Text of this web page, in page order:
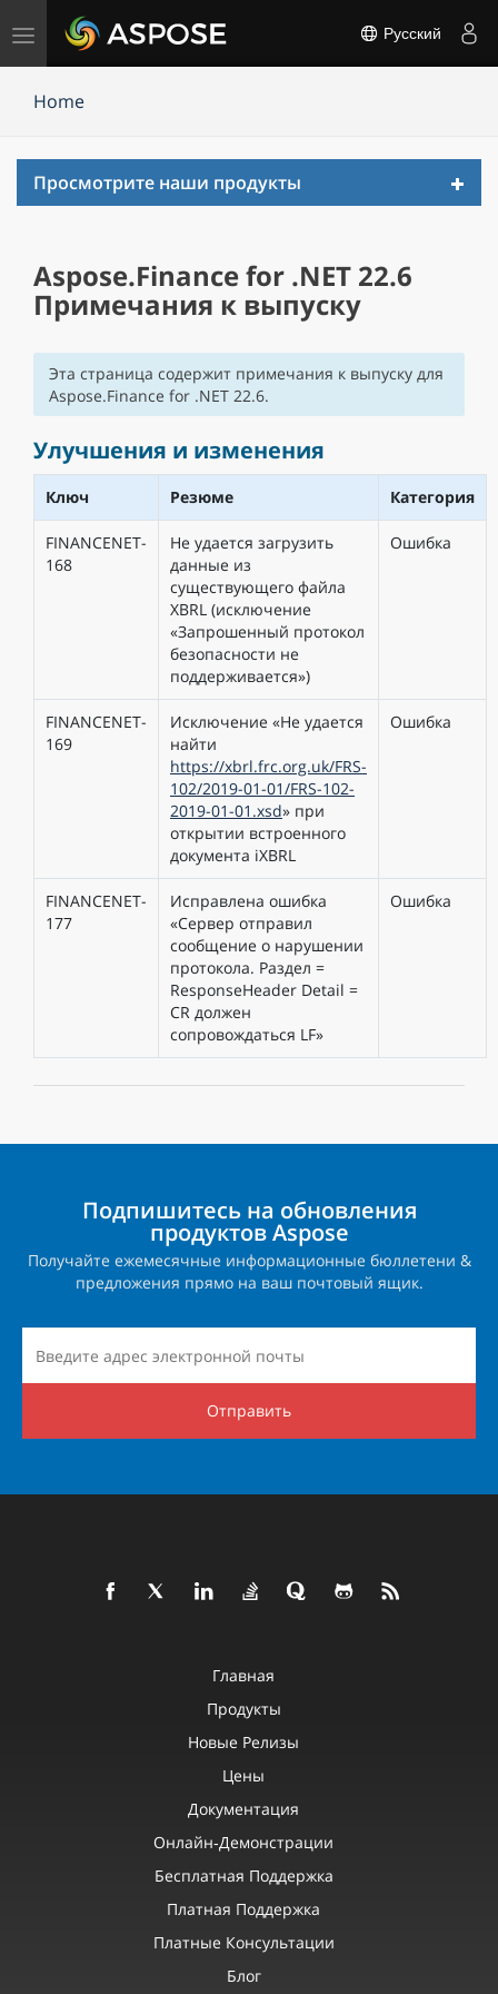
Переключить
Русский
Home
Просмотрите наши продукты
Aspose.Finance for .NET 22.6
Примечания к выпуску
Эта страница содержит примечания к выпуску для
Aspose.Finance for .NET 22.6.
Улучшения и изменения
Ключ Резюме Категория
FINANCENET-
168
Не удается загрузить
данные из
существующего файла
XBRL (исключение
«Запрошенный протокол
безопасности не
поддерживается»)
Ошибка
FINANCENET-
169
Исключение «Не удается
найти
https://xbrl.frc.org.uk/FRS-
102/2019-01-01/FRS-102-
2019-01-01.xsd» при
открытии встроенного
документа iXBRL
Ошибка
FINANCENET-
177
Исправлена ошибка
«Сервер отправил
сообщение о нарушении
протокола. Раздел =
ResponseHeader Detail =
CR должен
сопровождаться LF»
Ошибка
Подпишитесь на обновления
продуктов Aspose
Получайте ежемесячные информационные бюллетени &
предложения прямо на ваш почтовый ящик.
Отправить
Главная
Продукты
Новые Релизы
Цены
Документация
Онлайн‑демонстрации
Бесплатная Поддержка
Платная Поддержка
Платные Консультации
Блог